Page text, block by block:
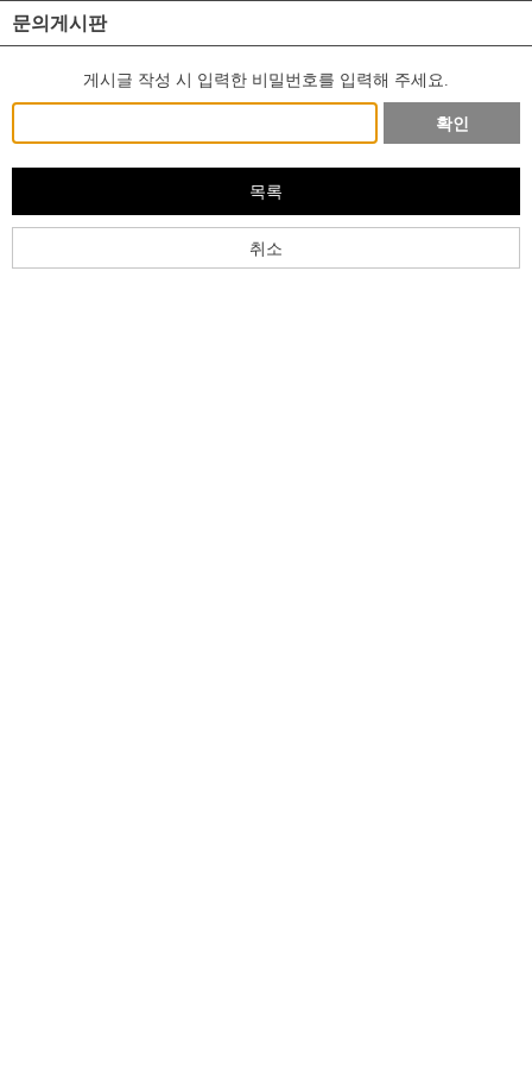
문의게시판
게시글 작성 시 입력한 비밀번호를 입력해 주세요.
확인
목록
취소